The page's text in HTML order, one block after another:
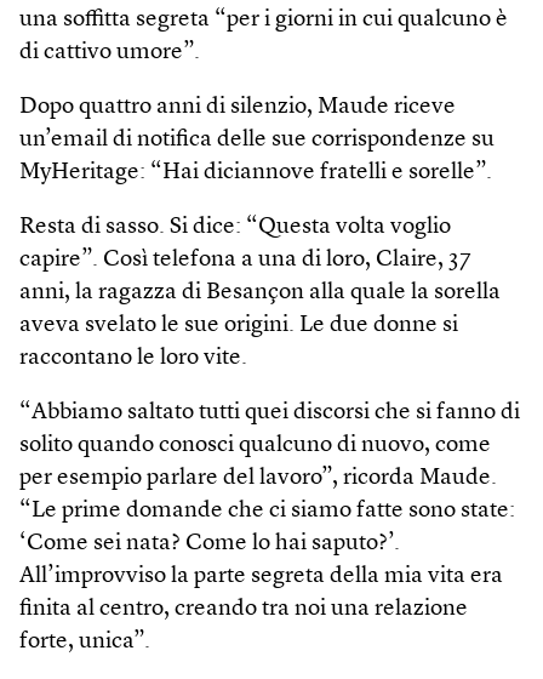
una soffitta segreta “per i giorni in cui qualcuno è
di cattivo umore”.
Dopo quattro anni di silenzio, Maude riceve
un’email di notifica delle sue corrispondenze su
MyHeritage: “Hai diciannove fratelli e sorelle”.
Resta di sasso. Si dice: “Questa volta voglio
capire”. Così telefona a una di loro, Claire, 37
anni, la ragazza di Besançon alla quale la sorella
aveva svelato le sue origini. Le due donne si
raccontano le loro vite.
“Abbiamo saltato tutti quei discorsi che si fanno di
solito quando conosci qualcuno di nuovo, come
per esempio parlare del lavoro”, ricorda Maude.
“Le prime domande che ci siamo fatte sono state:
‘Come sei nata? Come lo hai saputo?’.
All’improvviso la parte segreta della mia vita era
finita al centro, creando tra noi una relazione
forte, unica”.